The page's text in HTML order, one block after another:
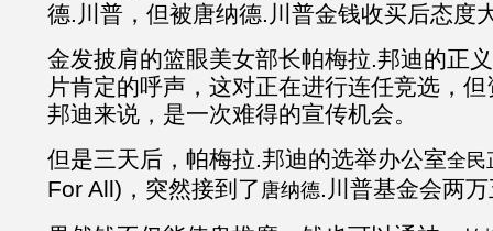
德.川普，但被唐纳德.川普金钱收买后态度
金发披肩的篮眼美女部长帕梅拉.邦迪的正
片肯定的呼声，这对正在进行连任竞选，
邦迪来说，是一次难得的宣传机会。
但是三天后，帕梅拉.邦迪的选举办公室全民
For All)，突然接到了 唐纳德.川普基金会两